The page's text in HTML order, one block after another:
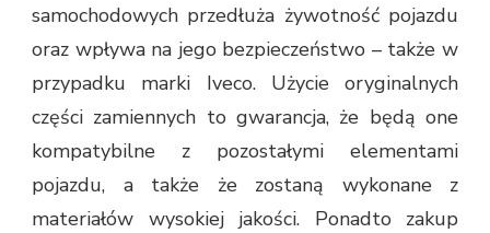
samochodowych przedłuża żywotność pojazdu
oraz wpływa na jego bezpieczeństwo – także w
przypadku marki Iveco. Użycie oryginalnych
części zamiennych to gwarancja, że będą one
kompatybilne z pozostałymi elementami
pojazdu, a także że zostaną wykonane z
materiałów wysokiej jakości. Ponadto zakup